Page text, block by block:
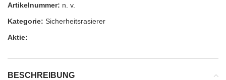
Artikelnummer: n. v.
Kategorie: Sicherheitsrasierer
Aktie:
BESCHREIBUNG